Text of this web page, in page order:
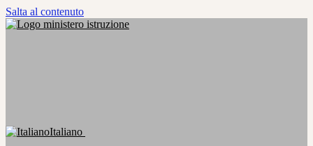
Salta al contenuto
Italiano